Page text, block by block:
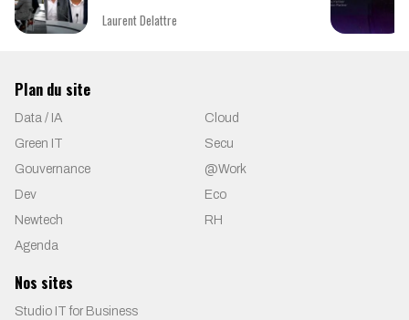
Laurent Delattre
Plan du site
Data / IA
Cloud
Green IT
Secu
Gouvernance
@Work
Dev
Eco
Newtech
RH
Agenda
Nos sites
Studio IT for Business